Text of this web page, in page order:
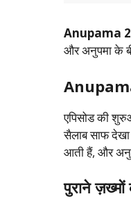
Anupama
और अनुपमा के
एपिसोड की
सैलाब साफ
आती हैं, और
पुराने ज़ख्मों